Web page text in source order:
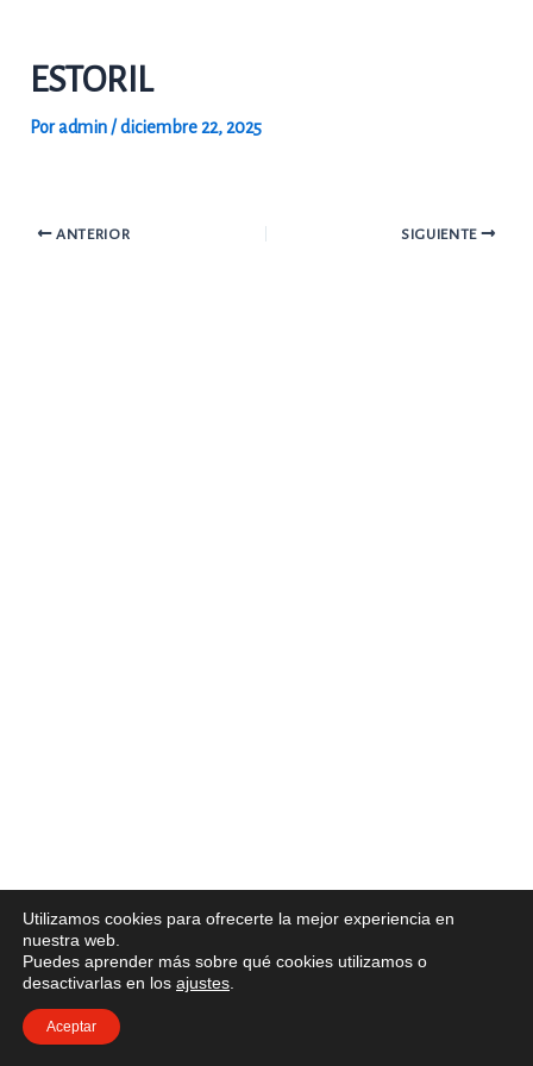
contenidoESTORIL
Poradmin /diciembre 22, 2025
ANTERIOR SIGUIENTE
Utilizamos cookies para ofrecerte la mejor experiencia en
nuestra web.
Puedes aprender más sobre qué cookies utilizamos o
desactivarlas en los ajustes
Aceptar